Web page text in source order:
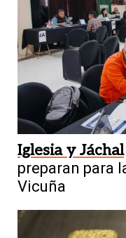
Iglesia y Jáchal
preparan para
Vicuña